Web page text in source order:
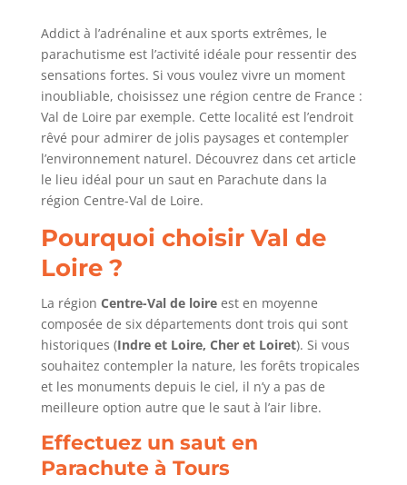
Addict à l’adrénaline et aux sports extrêmes, le
parachutisme est l’activité idéale pour ressentir des
sensations fortes. Si vous voulez vivre un moment
inoubliable, choisissez une région centre de France :
Val de Loire par exemple. Cette localité est l’endroit
rêvé pour admirer de jolis paysages et contempler
l’environnement naturel. Découvrez dans cet article
le lieu idéal pour un saut en Parachute dans la
région Centre-Val de Loire.
Pourquoi choisir Val de
Loire ?
La région Centre-Val de loireest en moyenne
composée de six départements dont trois qui sont
historiques (Indre et Loire, Cher et Loiret). Si vous
souhaitez contempler la nature, les forêts tropicales
et les monuments depuis le ciel, il n’y a pas de
meilleure option autre que le saut à l’air libre.
Effectuez un saut en
Parachute à Tours